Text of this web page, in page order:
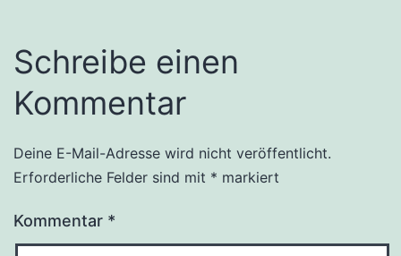
Schreibe einen
Kommentar
Deine E-Mail-Adresse wird nicht veröffentlicht.
Erforderliche Felder sind mit * markiert
Kommentar *
Alternative: